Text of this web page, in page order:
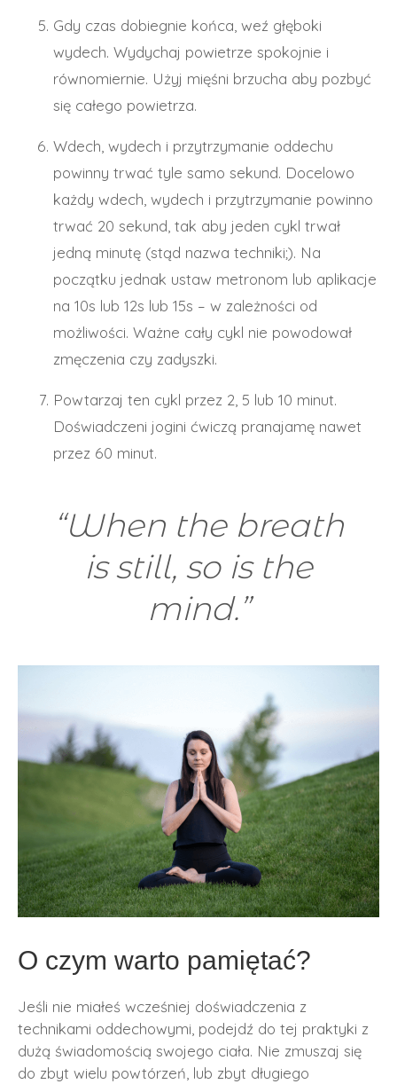
Gdy czas dobiegnie końca, weź głęboki
wydech. Wydychaj powietrze spokojnie i
równomiernie. Użyj mięśni brzucha aby pozbyć
się całego powietrza.
Wdech, wydech i przytrzymanie oddechu
powinny trwać tyle samo sekund. Docelowo
każdy wdech, wydech i przytrzymanie powinno
trwać 20 sekund, tak aby jeden cykl trwał
jedną minutę (stąd nazwa techniki;). Na
początku jednak ustaw metronom lub aplikacje
na 10s lub 12s lub 15s – w zależności od
możliwości. Ważne cały cykl nie powodował
zmęczenia czy zadyszki.
Powtarzaj ten cykl przez 2, 5 lub 10 minut.
Doświadczeni jogini ćwiczą pranajamę nawet
przez 60 minut.
“When the breath
is still, so is the
mind.”
O czym warto pamiętać?
Jeśli nie miałeś wcześniej doświadczenia z
technikami oddechowymi, podejdź do tej praktyki z
dużą świadomością swojego ciała. Nie zmuszaj się
do zbyt wielu powtórzeń, lub zbyt długiego